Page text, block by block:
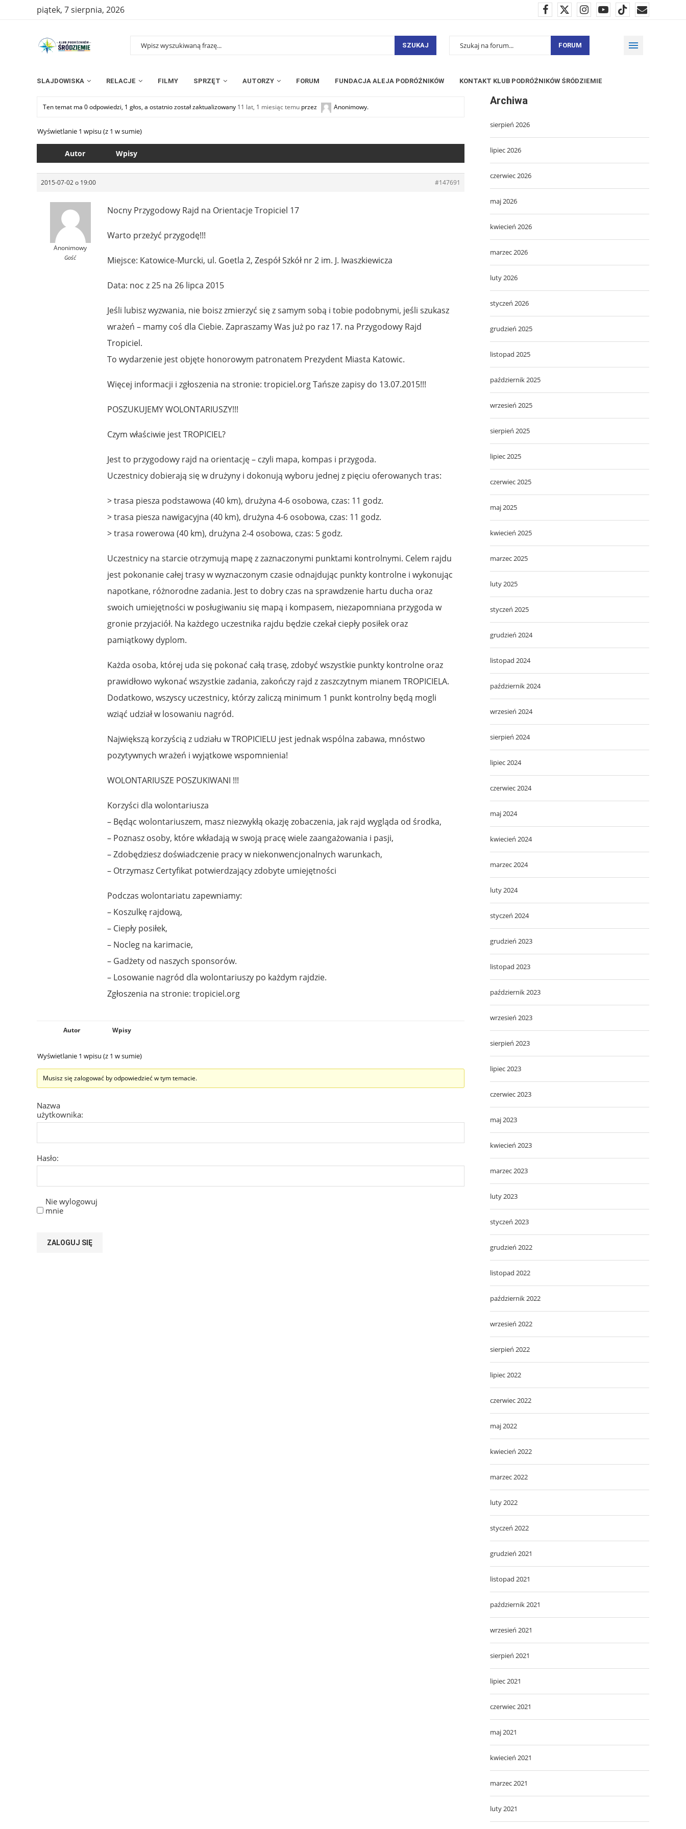
piątek, 7 sierpnia, 2026
SZUKAJ FORUM
SLAJDOWISKA RELACJE FILMY SPRZĘT AUTORZY FORUM FUNDACJA ALEJA PODRÓŻNIKÓW KONTAKT KLUB PODRÓŻNIKÓW ŚRÓDZIEMIE
Ten temat ma 0 odpowiedzi, 1 głos, a ostatnio został zaktualizowany 11 lat, 1 miesiąc temu przez Anonimowy.
Wyświetlanie 1 wpisu (z 1 w sumie)
Autor Wpisy
2015-07-02 o 19:00 #147691
Anonimowy
Gość
Nocny Przygodowy Rajd na Orientacje Tropiciel 17
Warto przeżyć przygodę!!!
Miejsce: Katowice-Murcki, ul. Goetla 2, Zespół Szkół nr 2 im. J. Iwaszkiewicza
Data: noc z 25 na 26 lipca 2015
Jeśli lubisz wyzwania, nie boisz zmierzyć się z samym sobą i tobie podobnymi, jeśli szukasz
wrażeń – mamy coś dla Ciebie. Zapraszamy Was już po raz 17. na Przygodowy Rajd
Tropiciel.
To wydarzenie jest objęte honorowym patronatem Prezydent Miasta Katowic.
Więcej informacji i zgłoszenia na stronie: tropiciel.org Tańsze zapisy do 13.07.2015!!!
POSZUKUJEMY WOLONTARIUSZY!!!
Czym właściwie jest TROPICIEL?
Jest to przygodowy rajd na orientację – czyli mapa, kompas i przygoda.
Uczestnicy dobierają się w drużyny i dokonują wyboru jednej z pięciu oferowanych tras:
> trasa piesza podstawowa (40 km), drużyna 4-6 osobowa, czas: 11 godz.
> trasa piesza nawigacyjna (40 km), drużyna 4-6 osobowa, czas: 11 godz.
> trasa rowerowa (40 km), drużyna 2-4 osobowa, czas: 5 godz.
Uczestnicy na starcie otrzymują mapę z zaznaczonymi punktami kontrolnymi. Celem rajdu
jest pokonanie całej trasy w wyznaczonym czasie odnajdując punkty kontrolne i wykonując
napotkane, różnorodne zadania. Jest to dobry czas na sprawdzenie hartu ducha oraz
swoich umiejętności w posługiwaniu się mapą i kompasem, niezapomniana przygoda w
gronie przyjaciół. Na każdego uczestnika rajdu będzie czekał ciepły posiłek oraz
pamiątkowy dyplom.
Każda osoba, której uda się pokonać całą trasę, zdobyć wszystkie punkty kontrolne oraz
prawidłowo wykonać wszystkie zadania, zakończy rajd z zaszczytnym mianem TROPICIELA.
Dodatkowo, wszyscy uczestnicy, którzy zaliczą minimum 1 punkt kontrolny będą mogli
wziąć udział w losowaniu nagród.
Największą korzyścią z udziału w TROPICIELU jest jednak wspólna zabawa, mnóstwo
pozytywnych wrażeń i wyjątkowe wspomnienia!
WOLONTARIUSZE POSZUKIWANI !!!
Korzyści dla wolontariusza
– Będąc wolontariuszem, masz niezwykłą okazję zobaczenia, jak rajd wygląda od środka,
– Poznasz osoby, które wkładają w swoją pracę wiele zaangażowania i pasji,
– Zdobędziesz doświadczenie pracy w niekonwencjonalnych warunkach,
– Otrzymasz Certyfikat potwierdzający zdobyte umiejętności
Podczas wolontariatu zapewniamy:
– Koszulkę rajdową,
– Ciepły posiłek,
– Nocleg na karimacie,
– Gadżety od naszych sponsorów.
– Losowanie nagród dla wolontariuszy po każdym rajdzie.
Zgłoszenia na stronie: tropiciel.org
Autor Wpisy
Wyświetlanie 1 wpisu (z 1 w sumie)
Musisz się zalogować by odpowiedzieć w tym temacie.
Nazwa
użytkownika:
Hasło:
Nie wylogowuj
mnie
ZALOGUJ SIĘ
Archiwa
sierpień 2026
lipiec 2026
czerwiec 2026
maj 2026
kwiecień 2026
marzec 2026
luty 2026
styczeń 2026
grudzień 2025
listopad 2025
październik 2025
wrzesień 2025
sierpień 2025
lipiec 2025
czerwiec 2025
maj 2025
kwiecień 2025
marzec 2025
luty 2025
styczeń 2025
grudzień 2024
listopad 2024
październik 2024
wrzesień 2024
sierpień 2024
lipiec 2024
czerwiec 2024
maj 2024
kwiecień 2024
marzec 2024
luty 2024
styczeń 2024
grudzień 2023
listopad 2023
październik 2023
wrzesień 2023
sierpień 2023
lipiec 2023
czerwiec 2023
maj 2023
kwiecień 2023
marzec 2023
luty 2023
styczeń 2023
grudzień 2022
listopad 2022
październik 2022
wrzesień 2022
sierpień 2022
lipiec 2022
czerwiec 2022
maj 2022
kwiecień 2022
marzec 2022
luty 2022
styczeń 2022
grudzień 2021
listopad 2021
październik 2021
wrzesień 2021
sierpień 2021
lipiec 2021
czerwiec 2021
maj 2021
kwiecień 2021
marzec 2021
luty 2021